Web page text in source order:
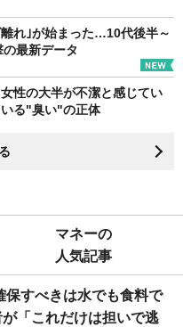
れ｣が始まった…10代後半～
最新データ
性の大半が不潔と感じてい
る"臭い"の正体
マネーの
人気記事
保すべきは水でも食料で
が「これだけは担いで逃